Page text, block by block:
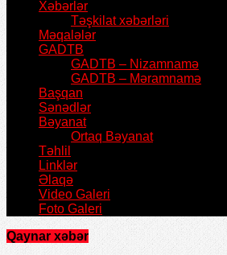
Xəbərlər
Təşkilat xəbərləri
Məqalələr
GADTB
GADTB – Nizamnamə
GADTB – Məramnamə
Başqan
Sənədlər
Bəyanat
Ortaq Bəyanat
Təhlil
Linklər
Əlaqə
Video Galeri
Foto Galeri
Qaynar xəbər